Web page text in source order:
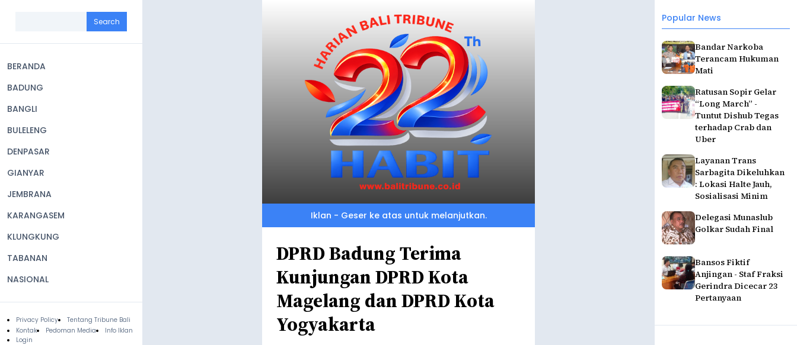
navigation
BERANDA
BADUNG
BANGLI
BULELENG
DENPASAR
GIANYAR
JEMBRANA
KARANGASEM
KLUNGKUNG
TABANAN
NASIONAL
Footer
Privacy Policy
Tentang Tribune Bali
Kontak
Pedoman Media
Info Iklan
Login
Popular News
Bandar Narkoba
Terancam Hukuman
Mati
Ratusan Sopir Gelar
“Long March” -
Tuntut Dishub Tegas
terhadap Crab dan
Uber
Layanan Trans
Sarbagita Dikeluhkan
: Lokasi Halte Jauh,
Sosialisasi Minim
Delegasi Munaslub
Golkar Sudah Final
Bansos Fiktif
Anjingan - Staf Fraksi
Gerindra Dicecar 23
Pertanyaan
Iklan - Geser ke atas untuk melanjutkan.
DPRD Badung Terima
Kunjungan DPRD Kota
Magelang dan DPRD Kota
Yogyakarta